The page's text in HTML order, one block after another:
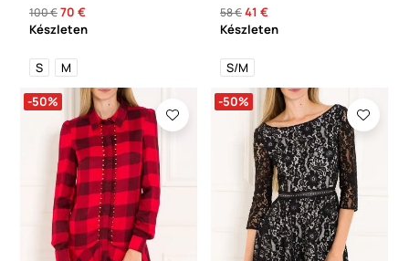
100 €70 €
Készleten
S M
58 €41 €
Készleten
S/M
-50% -50%